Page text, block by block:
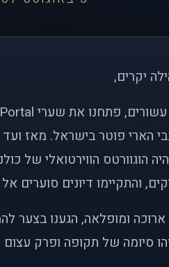
יקרים,
הארי פוטר בישראל. מאז
הוגוורטס הווירטואלי של
והתקיימו דיונים סוערים
ומופלאה, הגענו בצער
סיומה של תקופה ופרק עצום